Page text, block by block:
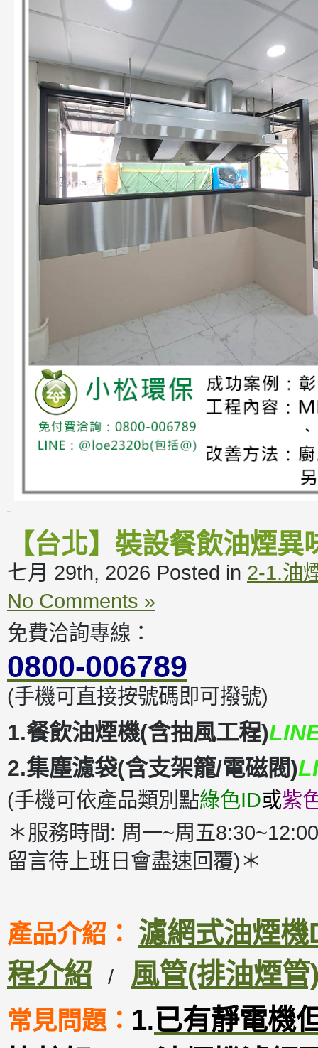
【台北】裝設餐飲油煙
七月 29th, 2026 Posted in 2-1.油
No Comments »
免費洽詢專線：
0800-006789
(手機可直接按號碼即可撥號)
1.餐飲油煙機(含抽風工程)
2.集塵濾袋(含支架籠/電磁閥)
(手機可依產品類別點綠色ID或紫
＊服務時間: 周一~周五
留言待上班日會盡速回覆)＊
產品介紹： 濾網式油煙
程介紹
/ 風管(排油煙管
常見問題： 1.已有靜電機